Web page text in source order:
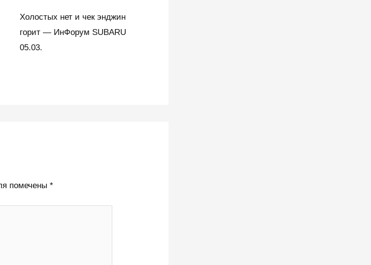
Холостых нет и чек энджин
горит — ИнФорум SUBARU
05.03.
помечены*